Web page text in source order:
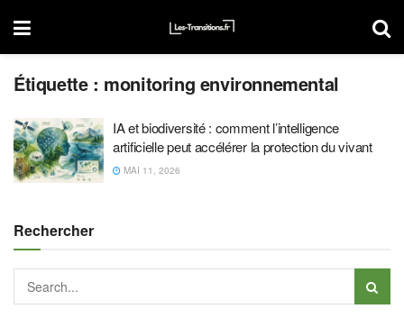
Étiquette : monitoring environnemental
IA et biodiversité : comment l’intelligence
artificielle peut accélérer la protection du vivant
MAI 11, 2026
Rechercher